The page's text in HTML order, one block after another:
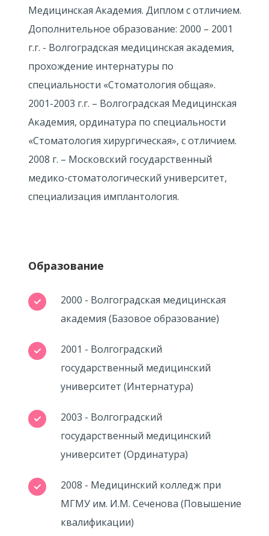
Медицинская Академия. Диплом с отличием.
Дополнительное образование: 2000 – 2001
г.г. - Волгоградская медицинская академия,
прохождение интернатуры по
специальности «Стоматология общая».
2001-2003 г.г. – Волгоградская Медицинская
Академия, ординатура по специальности
«Стоматология хирургическая», с отличием.
2008 г. – Московский государственный
медико-стоматологический университет,
специализация имплантология.
Образование
2000 - Волгоградская медицинская
академия (Базовое образование)
2001 - Волгоградский
государственный медицинский
университет (Интернатура)
2003 - Волгоградский
государственный медицинский
университет (Ординатура)
2008 - Медицинский колледж при
МГМУ им. И.М. Сеченова (Повышение
квалификации)